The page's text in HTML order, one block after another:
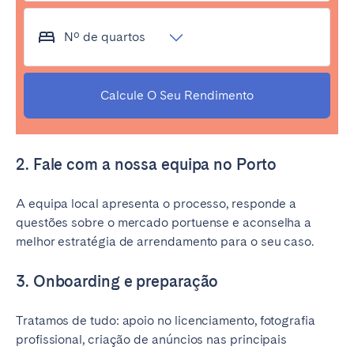
Nº de quartos
Calcule O Seu Rendimento
2. Fale com a nossa equipa no Porto
A equipa local apresenta o processo, responde a
questões sobre o mercado portuense e aconselha a
melhor estratégia de arrendamento para o seu caso.
3. Onboarding e preparação
Tratamos de tudo: apoio no licenciamento, fotografia
profissional, criação de anúncios nas principais